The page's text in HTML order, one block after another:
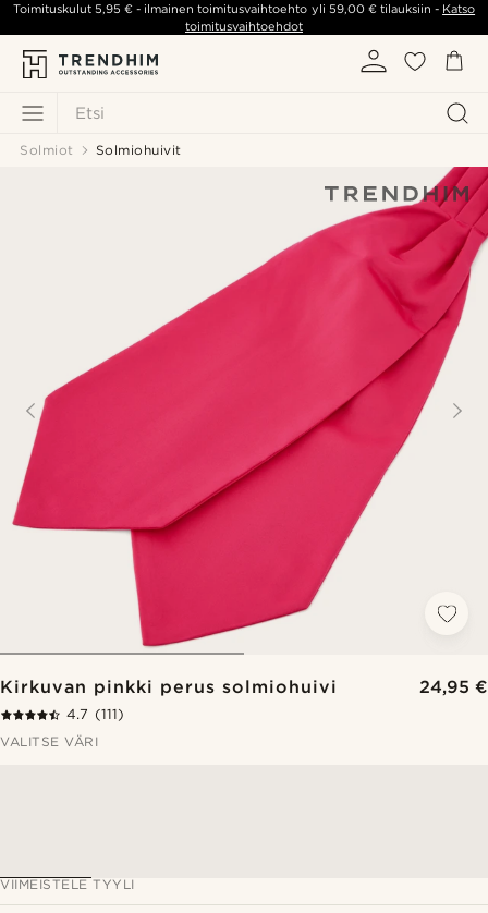
Etsi
Toimituskulut5,95 € - ilmainen toimitusvaihtoehto yli 59,00 €tilauksiin - Katso
toimitusvaihtoehdot
Solmiot Solmiohuivit
Kirkuvan pinkki perus solmiohuivi 24,95 €
4.7 (111)
VALITSE VÄRI
VIIMEISTELE TYYLI